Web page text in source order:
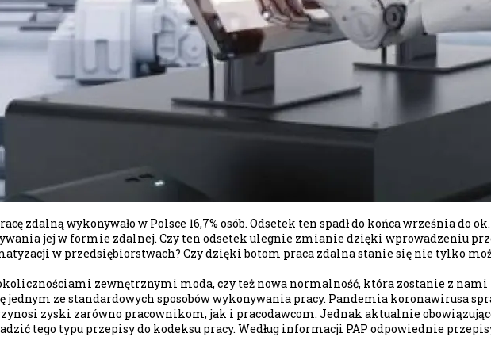
zdalną wykonywało w Polsce 16,7% osób. Odsetek ten spadł do końca września do
jej w formie zdalnej. Czy ten odsetek ulegnie zmianie dzięki wprowadzeniu
w przedsiębiorstwach? Czy dzięki botom praca zdalna stanie się nie tylko
zewnętrznymi moda, czy też nowa normalność, która zostanie z nami
jednym ze standardowych sposobów wykonywania pracy. Pandemia koronawirusa
zyski zarówno pracownikom, jak i pracodawcom. Jednak aktualnie
tego typu przepisy do kodeksu pracy. Według informacji PAP odpowiednie